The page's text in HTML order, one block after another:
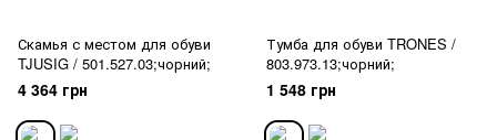
Скамья с местом для обуви
TJUSIG / 501.527.03;чорний;
4 364 грн
Тумба для обуви TRONES /
803.973.13;чорний;
1 548 грн